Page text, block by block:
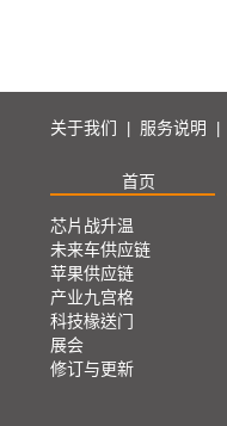
关于我们 服务说明
首页
芯片战升温
未来车供应链
苹果供应链
产业九宫格
科技椽送门
展会
修订与更新